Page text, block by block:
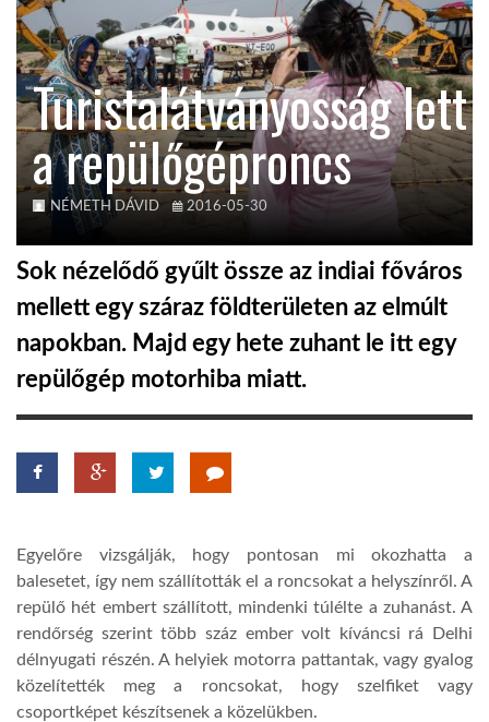
KÖZEL-KELET
AUSZTRÁLIA
A VILÁG ITTHON
MÉDIA
GLOBOTV BP
TROPICALMAGAZIN
GLOBOTV
AFRIKA TUDÁSTÁR
A NAP SZÉPE
Turistalátványosság lett
a repülőgéproncs
NÉMETH DÁVID 2016-05-30
Sok nézelődő gyűlt össze az indiai főváros
mellett egy száraz földterületen az elmúlt
napokban. Majd egy hete zuhant le itt egy
repülőgép motorhiba miatt.
Egyelőre vizsgálják, hogy pontosan mi okozhatta a
balesetet, így nem szállították el a roncsokat a helyszínről. A
repülő hét embert szállított, mindenki túlélte a zuhanást. A
rendőrség szerint több száz ember volt kíváncsi rá Delhi
délnyugati részén. A helyiek motorra pattantak, vagy gyalog
közelítették meg a roncsokat, hogy szelfiket vagy
csoportképet készítsenek a közelükben.